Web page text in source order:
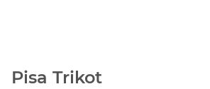
Pisa Trikot